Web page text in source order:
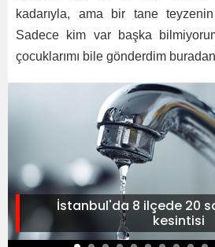
kadarıyla, ama bir tane
Sadece kim var başka
çocuklarımı bile gönderdim
İstanbul'da 8 ilçede 20
kesintisi